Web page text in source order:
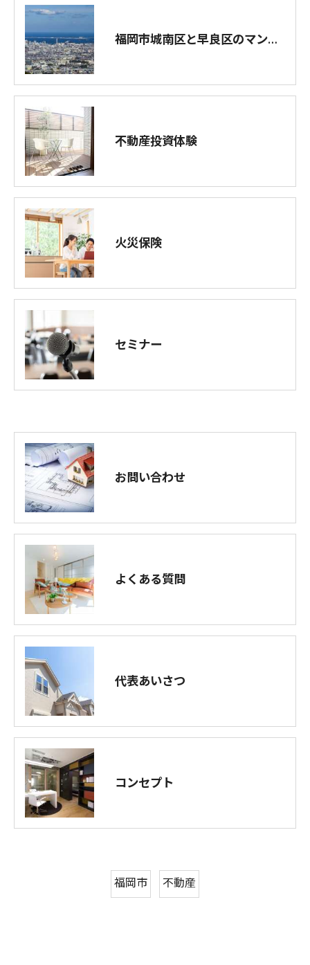
福岡市城南区と早良区のマンション売却に強い
不動産投資体験
火災保険
セミナー
お問い合わせ
よくある質問
代表あいさつ
コンセプト
福岡市 不動産